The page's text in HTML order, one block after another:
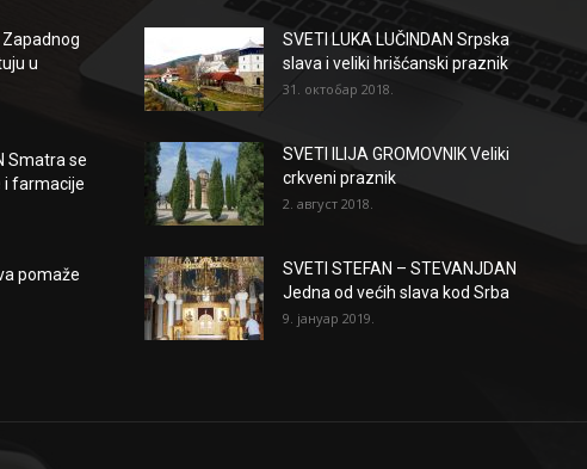
Zapadnog
u
Smatra se
i farmacije
pomaže
SVETI LUKA LUČINDAN Srpska
slava i veliki hrišćanski praznik
31. октобар 2018.
SVETI ILIJA GROMOVNIK Veliki
crkveni praznik
2. август 2018.
SVETI STEFAN – STEVANJDAN
Jedna od većih slava kod Srba
9. јануар 2019.